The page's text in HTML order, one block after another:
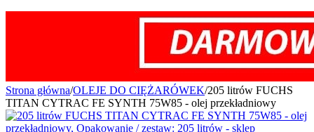
Strona główna/OLEJE DO CIĘŻARÓWEK/205 litrów FUCHS
TITAN CYTRAC FE SYNTH 75W85 - olej przekładniowy